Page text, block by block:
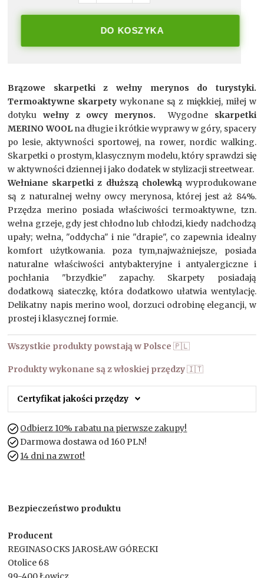
DO KOSZYKA
Brązowe skarpetki z wełny merynos do turystyki.
Termoaktywne skarpetywykonane są z miękkiej, miłej w
dotykuwełny z owcy merynos. Wygodne skarpetki
MERINO WOOLna długie i krótkie wyprawy w góry, spacery
po lesie, aktywności sportowej, na rower, nordic walking.
Skarpetki o prostym, klasycznym modelu, który sprawdzi się
w aktywności dziennej i jako dodatek w stylizacji streetwear.
Wełniane skarpetki z dłuższą cholewkąwyprodukowane
są z naturalnej wełny owcy merynosa, której jest aż 84%.
Przędza merino posiada właściwości termoaktywne, tzn.
wełna grzeje, gdy jest chłodno lub chłodzi, kiedy nadchodzą
upały; wełna, "oddycha" i nie "drapie", co zapewnia idealny
komfort użytkowania. poza tym,najważniejsze, posiada
naturalne właściwości antybakteryjne i antyalergiczne i
pochłania "brzydkie" zapachy. Skarpety posiadają
dodatkową siateczkę, która dodatkowo ułatwia wentylację.
Delikatny napis merino wool, dorzuci odrobinę elegancji, w
prostej i klasycznej formie.
Wszystkie produkty powstają w Polsce 🇵🇱
Produkty wykonane są z włoskiej przędzy🇮🇹
Certyfikat jakości przędzy
Odbierz 10% rabatu na pierwsze zakupy!
Darmowa dostawa od 160 PLN!
14 dni na zwrot!
Bezpieczeństwo produktu
Producent
REGINASOCKS JAROSŁAW GÓRECKI
Otolice 68